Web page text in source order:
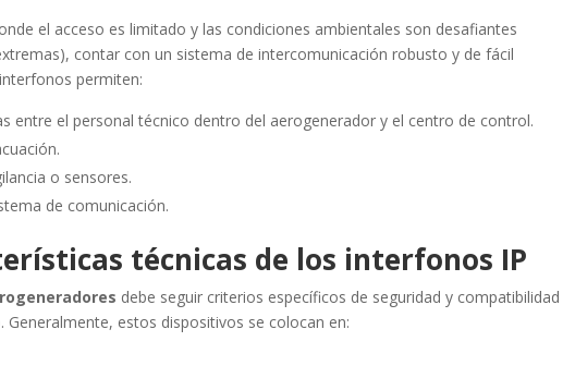
el acceso es limitado y las condiciones ambientales son desafiantes
contar con un sistema de intercomunicación robusto y de fácil
permiten:
entre el personal técnico dentro del aerogenerador y el centro de control.
o sensores.
de comunicación.
técnicas de los interfonos IP
debe seguir criterios específicos de seguridad y compatibilidad
estos dispositivos se colocan en: